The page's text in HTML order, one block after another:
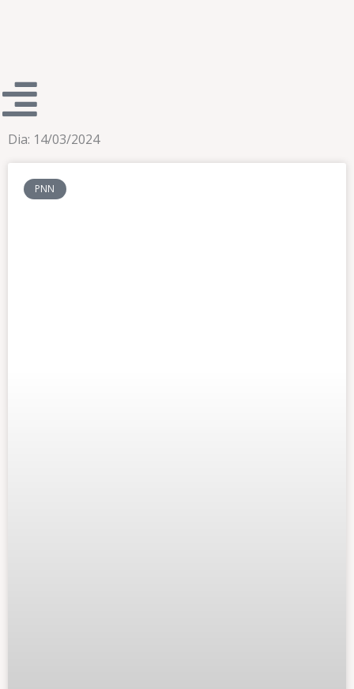
Dia: 14/03/2024
PNN